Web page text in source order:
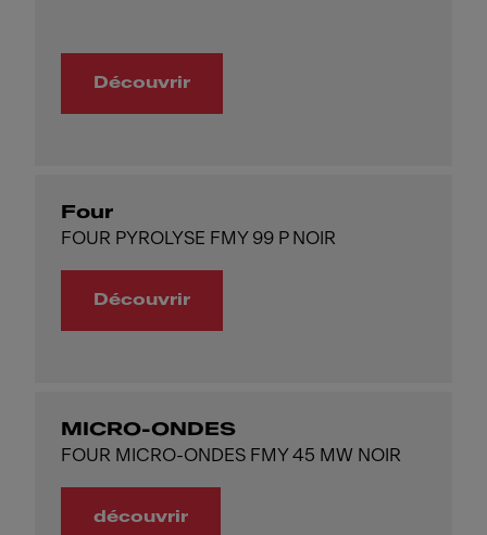
Découvrir
Four
FOUR PYROLYSE FMY 99 P NOIR
Découvrir
MICRO-ONDES
FOUR MICRO-ONDES FMY 45 MW NOIR
découvrir